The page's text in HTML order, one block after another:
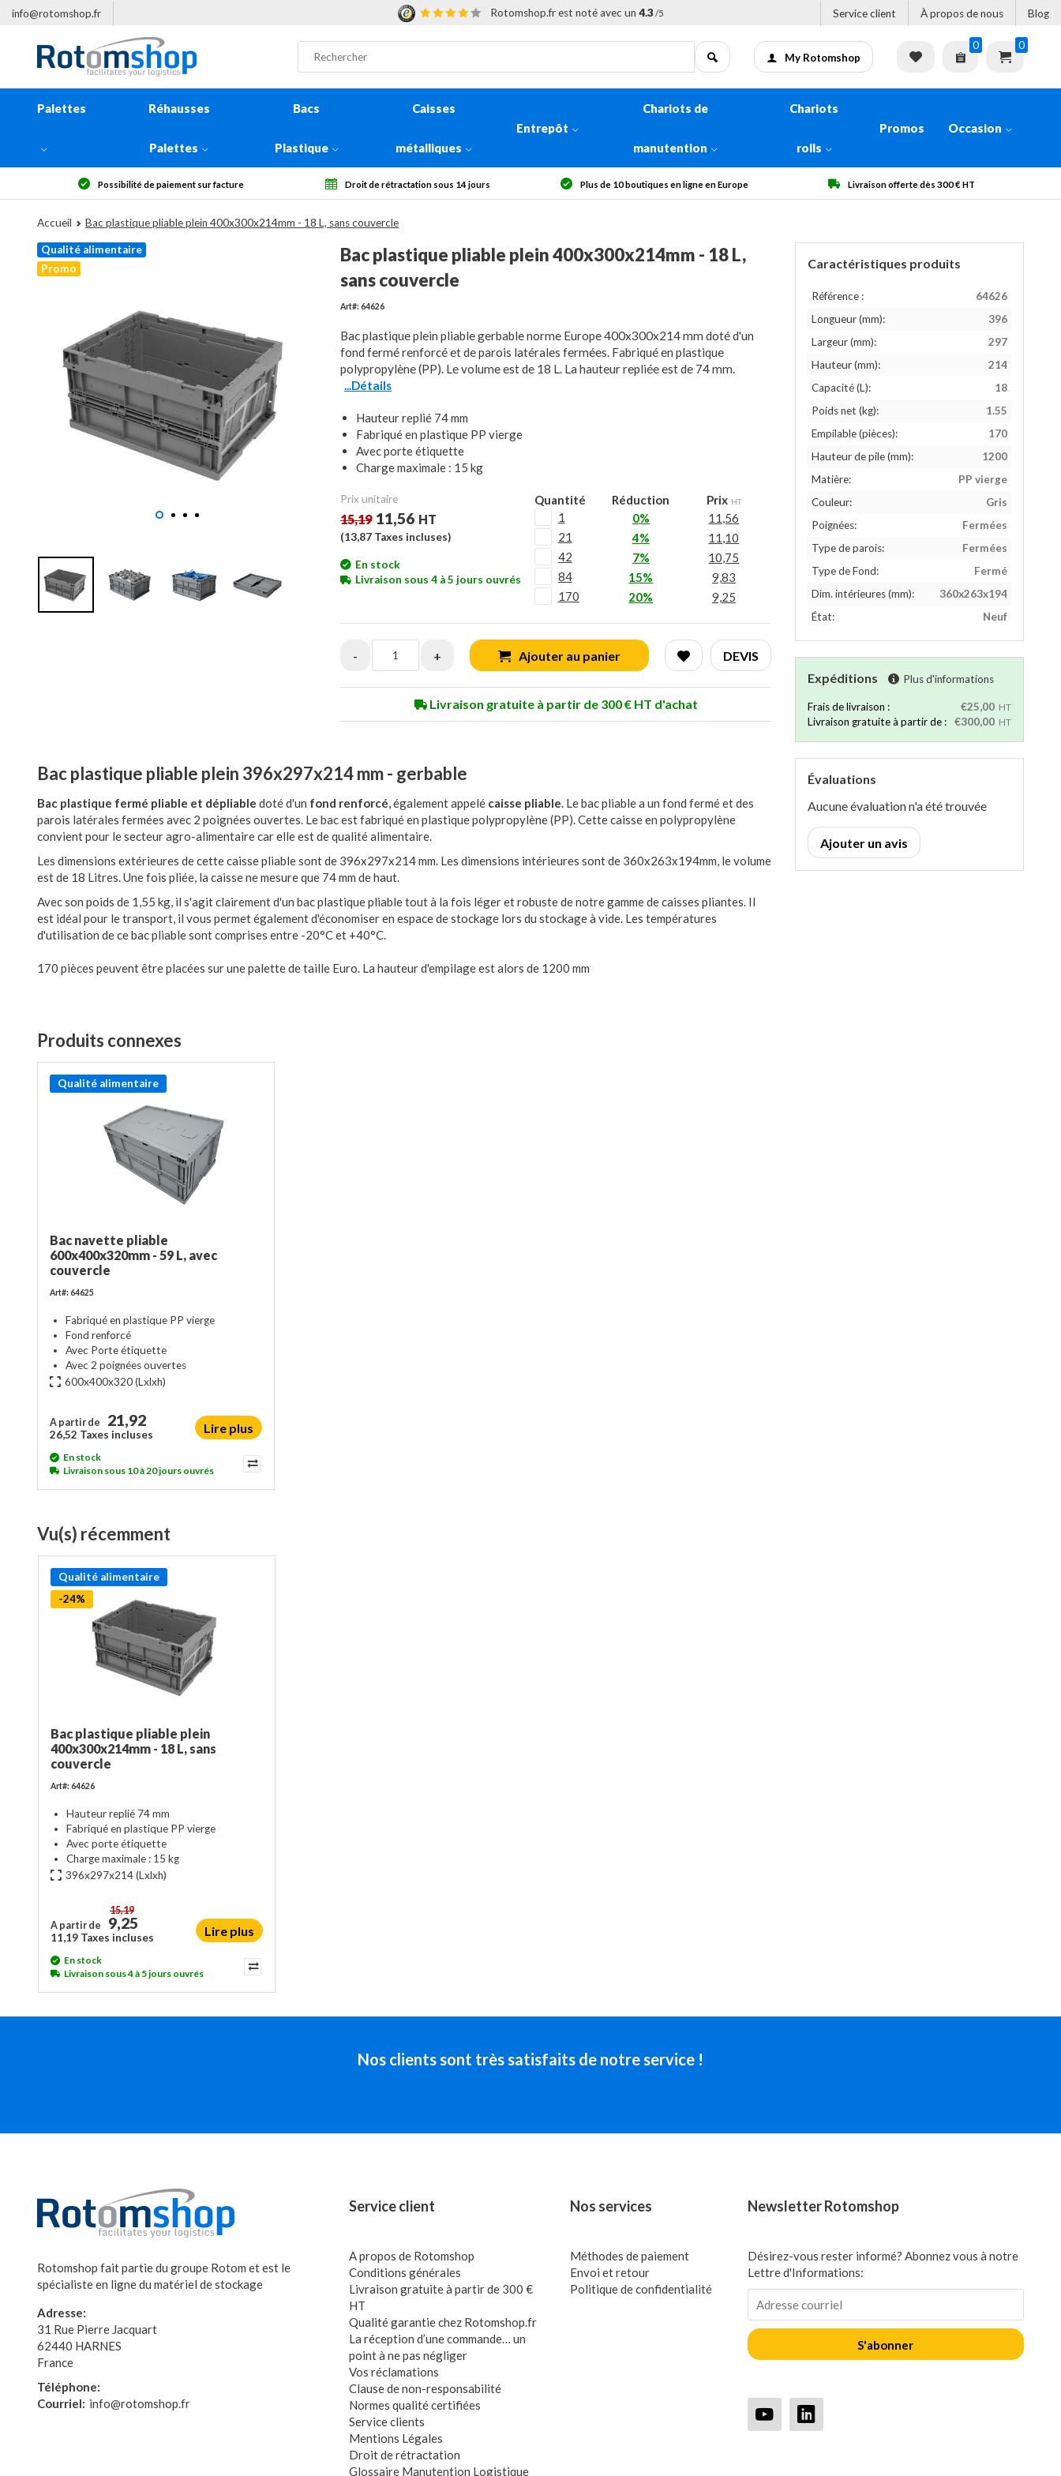
info@rotomshop.fr Rotomshop.fr est noté avec un 4.3 /5 Service client À propos de nous Blog
My Rotomshop
0 0
Palettes Réhausses
Palettes
Bacs
Plastique
Caisses
métalliques
Entrepôt
Chariots de
manutention
Chariots
rolls
Promos Occasion
Possibilité de paiement sur facture Droit de rétractation sous 14 jours Plus de 10 boutiques en ligne en Europe Livraison offerte dès 300 € HT
Accueil Bac plastique pliable plein 400x300x214mm - 18 L, sans couvercle
Qualité alimentaire
Promo
Bac plastique pliable plein 400x300x214mm - 18 L,
sans couvercle
Art#: 64626
Bac plastique plein pliable gerbable norme Europe 400x300x214 mm doté d'un
fond fermé renforcé et de parois latérales fermées. Fabriqué en plastique
polypropylène (PP). Le volume est de 18 L. La hauteur repliée est de 74 mm.
...Détails
Hauteur replié 74 mm
Fabriqué en plastique PP vierge
Avec porte étiquette
Charge maximale : 15 kg
Prix unitaire
15,19 11,56 HT
(13,87 Taxes incluses)
En stock
Livraison sous 4 à 5 jours ouvrés
Quantité Réduction Prix HT
1 0%
11,56
21
4%
11,10
42
7%
10,75
84
15%
9,83
170
20% 9,25
- + Ajouter au panier DEVIS
Livraison gratuite à partir de 300 € HT d'achat
Bac plastique pliable plein 396x297x214 mm - gerbable
Bac plastique fermé pliable et dépliable doté d'un fond renforcé, également appelé caisse pliable. Le bac pliable a un fond fermé et des
parois latérales fermées avec 2 poignées ouvertes. Le bac est fabriqué en plastique polypropylène (PP). Cette caisse en polypropylène
convient pour le secteur agro-alimentaire car elle est de qualité alimentaire.
Les dimensions extérieures de cette caisse pliable sont de 396x297x214 mm. Les dimensions intérieures sont de 360x263x194mm, le volume
est de 18 Litres. Une fois pliée, la caisse ne mesure que 74 mm de haut.
Avec son poids de 1,55 kg, il s'agit clairement d'un bac plastique pliable tout à la fois léger et robuste de notre gamme de caisses pliantes. Il
est idéal pour le transport, il vous permet également d'économiser en espace de stockage lors du stockage à vide. Les températures
d'utilisation de ce bac pliable sont comprises entre -20°C et +40°C.
170 pièces peuvent être placées sur une palette de taille Euro. La hauteur d'empilage est alors de 1200 mm
Caractéristiques produits
Référence :
64626
Longueur (mm):
396
Largeur (mm):
297
Hauteur (mm):
214
Capacité (L):
18
Poids net (kg):
1.55
Empilable (pièces):
170
Hauteur de pile (mm):
1200
Matière:
PP vierge
Couleur:
Gris
Poignées:
Fermées
Type de parois:
Fermées
Type de Fond:
Fermé
Dim. intérieures (mm):
360x263x194
État:
Neuf
Expéditions Plus d'informations
Frais de livraison : €25,00 HT
Livraison gratuite à partir de : €300,00 HT
Évaluations
Aucune évaluation n'a été trouvée
Ajouter un avis
Produits connexes
Qualité alimentaire
Bac navette pliable
600x400x320mm - 59 L, avec
couvercle
Art#: 64625
Fabriqué en plastique PP vierge
Fond renforcé
Avec Porte étiquette
Avec 2 poignées ouvertes
600x400x320(Lxlxh)
A partir de 21,92
26,52 Taxes incluses Lire plus
En stock
Livraison sous 10 à 20 jours ouvrés
Vu(s) récemment
Qualité alimentaire
-24%
Bac plastique pliable plein
400x300x214mm - 18 L, sans
couvercle
Art#: 64626
Hauteur replié 74 mm
Fabriqué en plastique PP vierge
Avec porte étiquette
Charge maximale : 15 kg
396x297x214(Lxlxh)
A partir de
15,19
9,25
11,19 Taxes incluses Lire plus
En stock
Livraison sous 4 à 5 jours ouvrés
Nos clients sont très satisfaits de notre service !
Rotomshop fait partie du groupe Rotom et est le
spécialiste en ligne du matériel de stockage
Adresse:
31 Rue Pierre Jacquart
62440 HARNES
France
Téléphone:
Courriel: info@rotomshop.fr
Service client
A propos de Rotomshop
Conditions générales
Livraison gratuite à partir de 300 €
HT
Qualité garantie chez Rotomshop.fr
La réception d’une commande… un
point à ne pas négliger
Vos réclamations
Clause de non-responsabilité
Normes qualité certifiées
Service clients
Mentions Légales
Droit de rétractation
Glossaire Manutention Logistique
Nos services
Méthodes de paiement
Envoi et retour
Politique de confidentialité
Newsletter Rotomshop
Désirez-vous rester informé? Abonnez vous à notre
Lettre d'Informations:
S'abonner